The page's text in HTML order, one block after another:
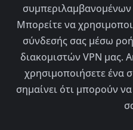
Μπορείτε να
σύνδεσής σας μέσω
διακομιστών VPN μας.
χρησιμοποιήσετε ένα
σημαίνει ότι μπορούν